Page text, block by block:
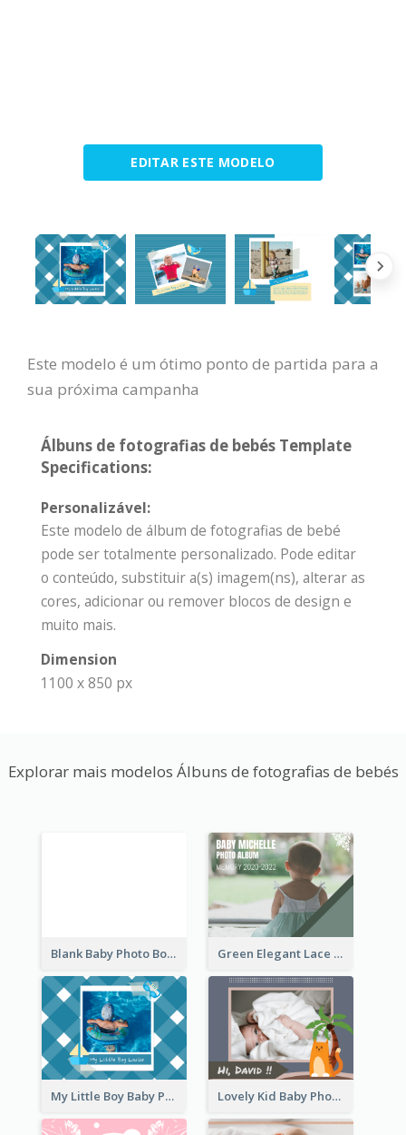
EDITAR ESTE MODELO
Este modelo é um ótimo ponto de partida para a
sua próxima campanha
Álbuns de fotografias de bebés Template
Specifications:
Personalizável:
Este modelo de álbum de fotografias de bebé
pode ser totalmente personalizado. Pode editar
o conteúdo, substituir a(s) imagem(ns), alterar as
cores, adicionar ou remover blocos de design e
muito mais.
Dimension
1100 x 850 px
Explorar mais modelos Álbuns de fotografias de bebés
Blank Baby Photo Book Green Elegant Lace Baby Photo Book
My Little Boy Baby Photo Book Lovely Kid Baby Photo Book